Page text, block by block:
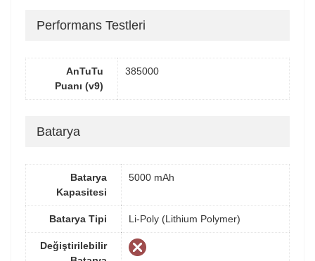
Performans Testleri
AnTuTu
Puanı (v9)
385000
Batarya
Batarya
Kapasitesi
5000 mAh
Batarya Tipi Li-Poly (Lithium Polymer)
Değiştirilebilir